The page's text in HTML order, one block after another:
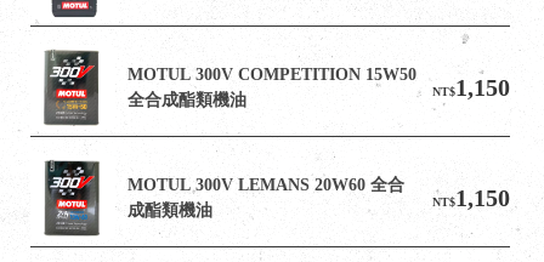
NT$1,150
MOTUL 300V COMPETITION 15W50
全合成酯類機油
NT$1,150
MOTUL 300V LEMANS 20W60 全合
成酯類機油